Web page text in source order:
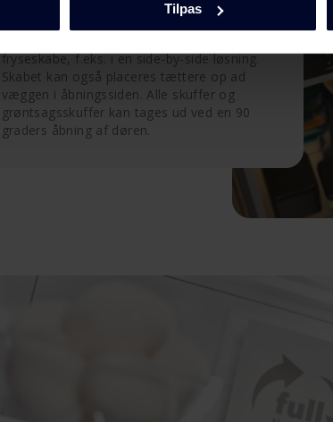
Tilpas
fryseskabe, f.eks. i en side-by-side løsning.
Skabet kan også placeres tættere op ad
væggen i åbningssiden. Alle skuffer og
grøntsagsskuffer kan tages ud ved en 90
graders åbning af døren.